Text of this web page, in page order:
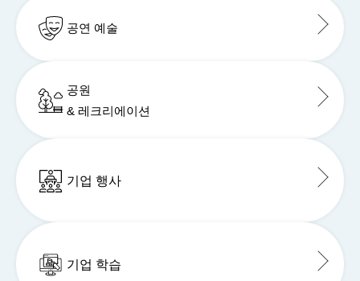
공연 예술
공원
& 레크리에이션
기업 행사
기업 학습